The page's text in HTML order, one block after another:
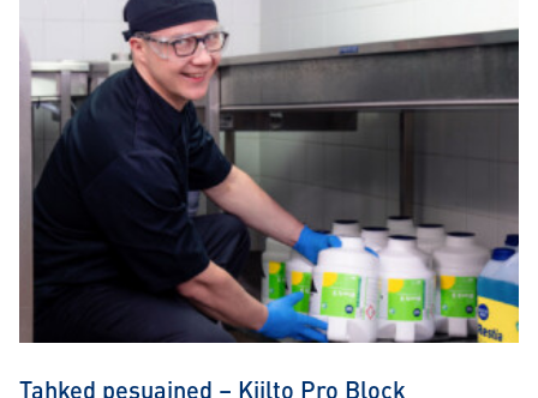
Tahked pesuained – Kiilto Pro Block